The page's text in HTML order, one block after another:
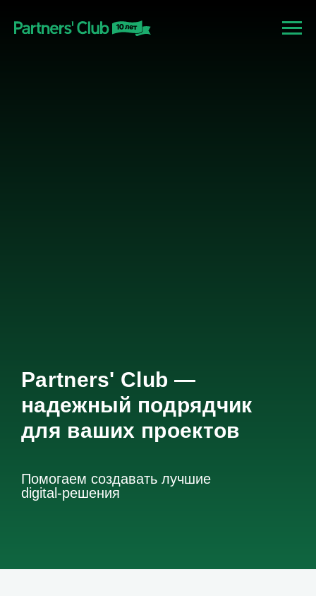
Partners' Club —
надежный подрядчик
для ваших проектов
Помогаем создавать лучшие
digital-решения